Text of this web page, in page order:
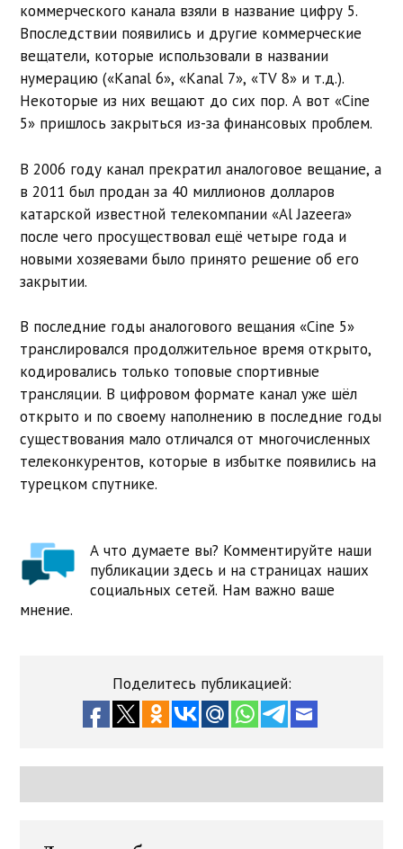
коммерческого канала взяли в название цифру 5.
Впоследствии появились и другие коммерческие
вещатели, которые использовали в названии
нумерацию («Кanal 6», «Кanal 7», «TV 8» и т.д.).
Некоторые из них вещают до сих пор. А вот «Сine
5» пришлось закрыться из-за финансовых проблем.
В 2006 году канал прекратил аналоговое вещание, а
в 2011 был продан за 40 миллионов долларов
катарской известной телекомпании «Al Jazeera»
после чего просуществовал ещё четыре года и
новыми хозяевами было принято решение об его
закрытии.
В последние годы аналогового вещания «Cine 5»
транслировался продолжительное время открыто,
кодировались только топовые спортивные
трансляции. В цифровом формате канал уже шёл
открыто и по своему наполнению в последние годы
существования мало отличался от многочисленных
телеконкурентов, которые в избытке появились на
турецком спутнике.
А что думаете вы? Комментируйте наши
публикации здесь и на страницах наших
социальных сетей. Нам важно ваше
мнение.
Поделитесь публикацией: